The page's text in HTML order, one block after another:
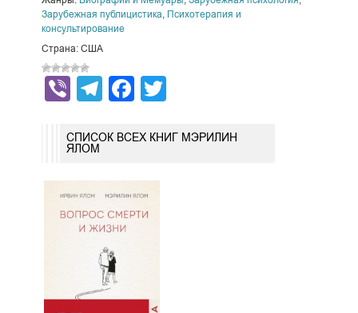
Зарубежная публицистика, Психотерапия и
консультирование
Страна: США
ViberTelegram
Facebook
СПИСОК ВСЕХ КНИГ МЭРИЛИН
ЯЛОМ